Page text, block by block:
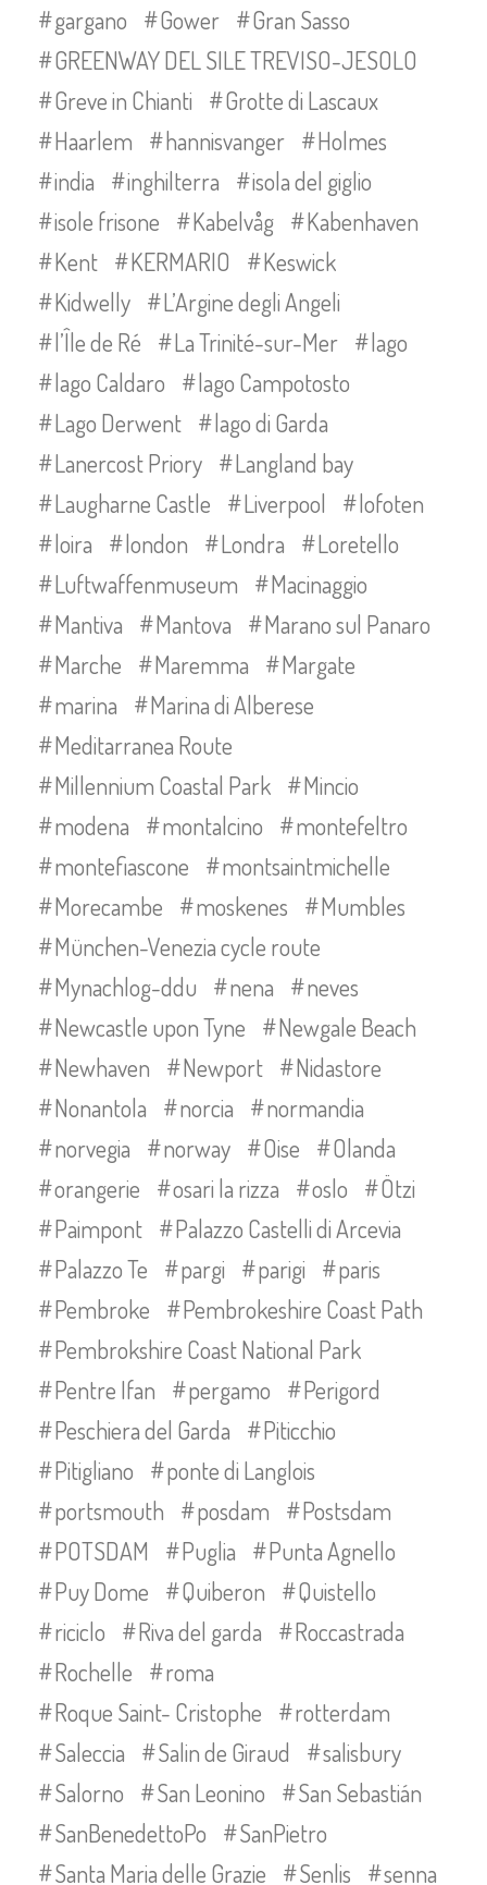
gargano Gower
Gran Sasso
GREENWAY DEL SILE TREVISO-JESOLO
Greve in Chianti
Grotte di Lascaux
Haarlem
hannisvanger
Holmes
india
inghilterra
isola del giglio
isole frisone
Kabelvåg
Kabenhaven
Kent
KERMARIO
Keswick
Kidwelly
L’Argine degli Angeli
l’Île de Ré
La Trinité-sur-Mer
lago
lago Caldaro
lago Campotosto
Lago Derwent
lago di Garda
Lanercost Priory
Langland bay
Laugharne Castle
Liverpool
lofoten
loira
london Londra
Loretello
Luftwaffenmuseum
Macinaggio
Mantiva
Mantova
Marano sul Panaro
Marche
Maremma
Margate
marina
Marina di Alberese
Meditarranea Route
Millennium Coastal Park
Mincio
modena
montalcino
montefeltro
montefiascone
montsaintmichelle
Morecambe
moskenes
Mumbles
München-Venezia cycle route
Mynachlog-ddu
nena
neves
Newcastle upon Tyne
Newgale Beach
Newhaven
Newport
Nidastore
Nonantola
norcia
normandia
norvegia
norway Oise
Olanda
orangerie
osari la rizza oslo
Ötzi
Paimpont
Palazzo Castelli di Arcevia
Palazzo Te
pargi parigi
paris
Pembroke
Pembrokeshire Coast Path
Pembrokshire Coast National Park
Pentre Ifan
pergamo
Perigord
Peschiera del Garda
Piticchio
Pitigliano
ponte di Langlois
portsmouth
posdam
Postsdam
POTSDAM
Puglia
Punta Agnello
Puy Dome
Quiberon
Quistello
riciclo
Riva del garda
Roccastrada
Rochelle
roma
Roque Saint- Cristophe
rotterdam
Saleccia
Salin de Giraud
salisbury
Salorno
San Leonino
San Sebastián
SanBenedettoPo
SanPietro
Santa Maria delle Grazie
Senlis
senna